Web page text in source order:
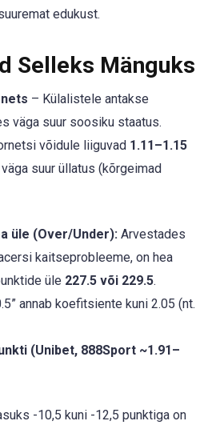
edukust.
Selleks Mänguks
– Külalistele antakse
väga suur soosiku staatus.
võidule liiguvad 1.11–1.15
suur üllatus (kõrgeimad
üle (Over/Under): Arvestades
kaitseprobleeme, on hea
üle 227.5 või 229.5.
annab koefitsiente kuni 2.05 (nt.
(Unibet, 888Sport ~1.91–
-10,5 kuni -12,5 punktiga on